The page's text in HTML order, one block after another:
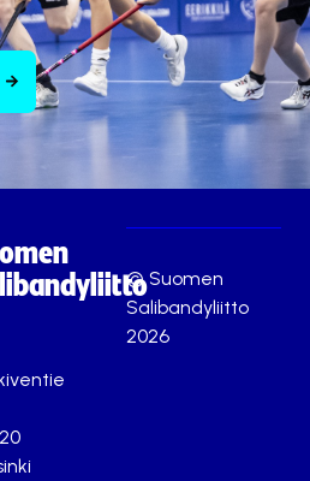
© Suomen
Salibandyliitto
2026